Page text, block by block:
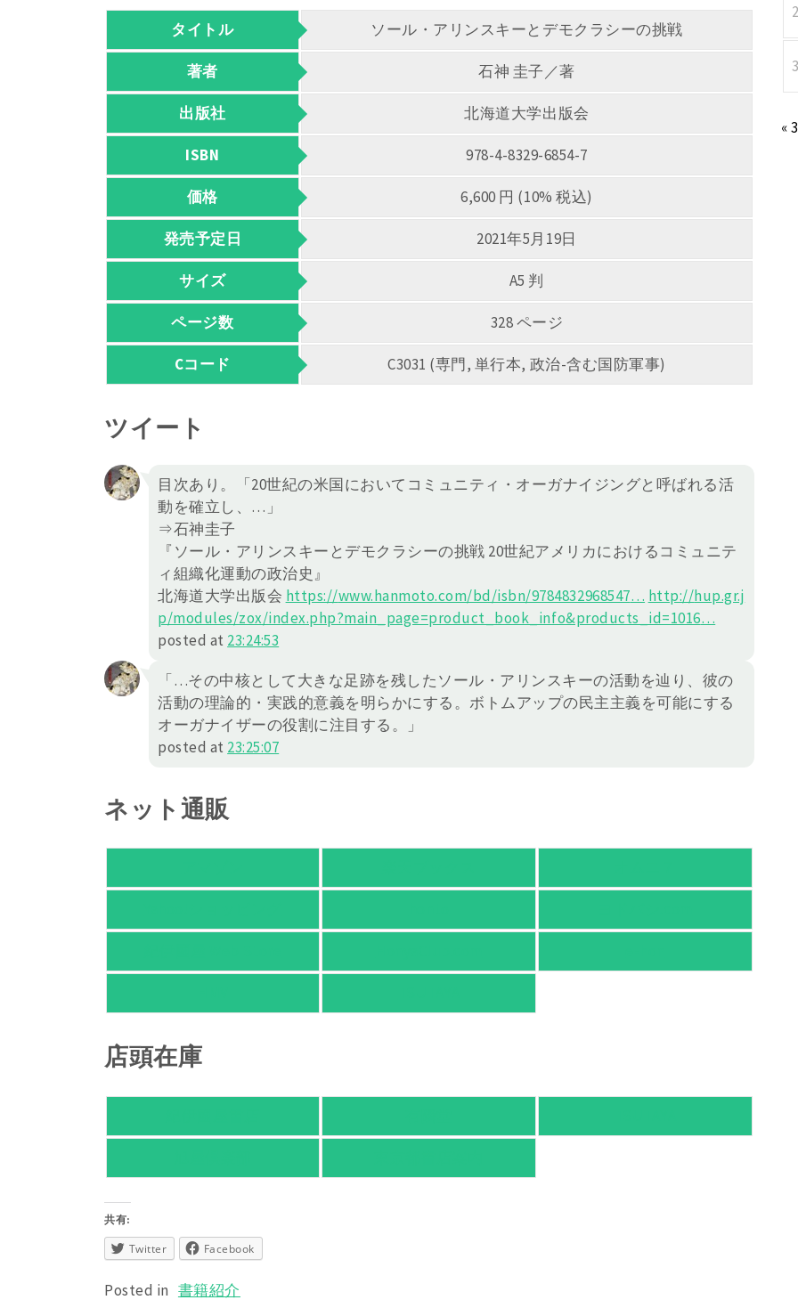
タイトル ソール・アリンスキーとデモクラシーの挑戦
著者 石神 圭子／著
出版社 北海道大学出版会
ISBN 978-4-8329-6854-7
価格 6,600 円 (10% 税込)
発売予定日 2021年5月19日
サイズ A5 判
ページ数 328 ページ
Cコード C3031 (専門, 単行本, 政治-含む国防軍事)
ツイート
目次あり。「20世紀の米国においてコミュニティ・オーガナイジングと呼ばれる活
動を確立し、…」
⇒石神圭子
『ソール・アリンスキーとデモクラシーの挑戦 20世紀アメリカにおけるコミュニテ
ィ組織化運動の政治史』
北海道大学出版会 https://www.hanmoto.com/bd/isbn/9784832968547… http://hup.gr.j
p/modules/zox/index.php?main_page=product_book_info&products_id=1016…
posted at 23:24:53
「…その中核として大きな足跡を残したソール・アリンスキーの活動を辿り、彼の
活動の理論的・実践的意義を明らかにする。ボトムアップの民主主義を可能にする
オーガナイザーの役割に注目する。」
posted at 23:25:07
ネット通販
店頭在庫
共有:
Twitter Facebook
Posted in 書籍紹介
«